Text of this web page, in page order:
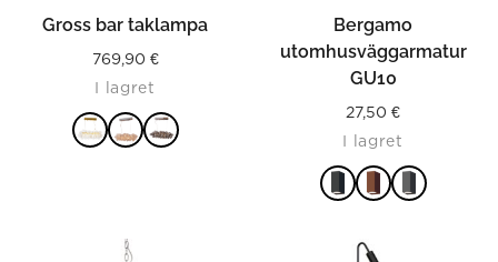
Gross bar taklampa
769,90 €
I lagret
LÄS MER
Bergamo
utomhusväggarmatur
GU10
27,50 €
I lagret